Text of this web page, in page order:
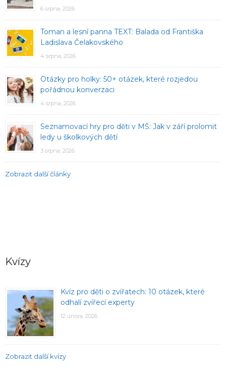
6 srpna, 2026
Toman a lesní panna TEXT: Balada od Františka
Ladislava Čelakovského
4 srpna, 2026
Otázky pro holky: 50+ otázek, které rozjedou
pořádnou konverzaci
4 srpna, 2026
Seznamovací hry pro děti v MŠ: Jak v září prolomit
ledy u školkových dětí
3 srpna, 2026
Zobrazit další články
Kvízy
Kvíz pro děti o zvířatech: 10 otázek, které
odhalí zvířecí experty
12 února, 2026
Zobrazit další kvízy